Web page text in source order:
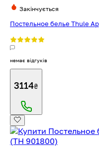
Закінчується
Постельное белье Thule
немає відгуків
3114₴